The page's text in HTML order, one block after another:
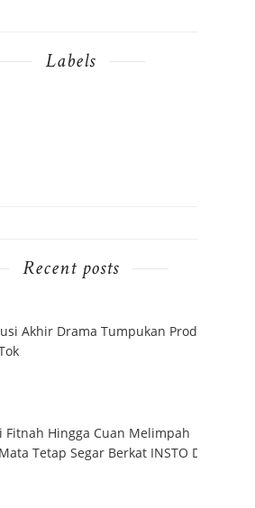
Labels
Recent posts
Akhir Drama Tumpukan Produk
Fitnah Hingga Cuan Melimpah
Tetap Segar Berkat INSTO Dry